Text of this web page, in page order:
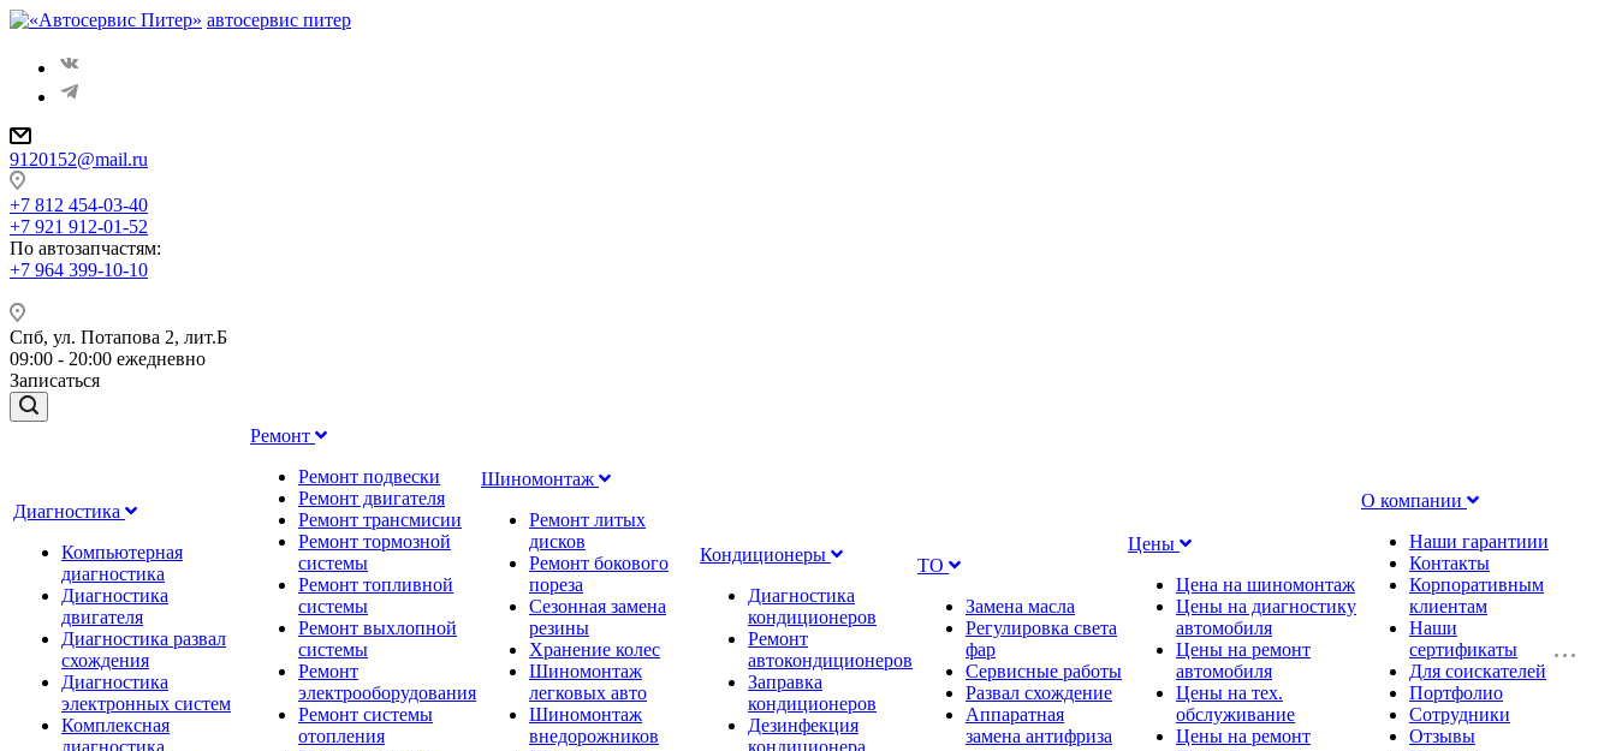
автосервис питер
9120152@mail.ru
+7 812 454-03-40
+7 921 912-01-52
По автозапчастям:
+7 964 399-10-10
Спб, ул. Потапова 2, лит.Б
09:00 - 20:00 ежедневно
Записаться
Диагностика
Компьютерная
диагностика
Диагностика
двигателя
Диагностика развал
схождения
Диагностика
электронных систем
Комплексная
диагностика
Ремонт
Ремонт подвески
Ремонт двигателя
Ремонт трансмисии
Ремонт тормозной
системы
Ремонт топливной
системы
Ремонт выхлопной
системы
Ремонт
электрооборудования
Ремонт системы
отопления
Шиномонтаж
Ремонт литых
дисков
Ремонт бокового
пореза
Сезонная замена
резины
Хранение колес
Шиномонтаж
легковых авто
Шиномонтаж
внедорожников
Кондиционеры
Диагностика
кондиционеров
Ремонт
автокондиционеров
Заправка
кондиционеров
Дезинфекция
кондиционера
ТО
Замена масла
Регулировка света
фар
Сервисные работы
Развал схождение
Аппаратная
замена антифриза
Цены
Цена на шиномонтаж
Цены на диагностику
автомобиля
Цены на ремонт
автомобиля
Цены на тех.
обслуживание
Цены на ремонт
О компании
Наши гарантиии
Контакты
Корпоративным
клиентам
Наши
сертификаты
Для соискателей
Портфолио
Сотрудники
Отзывы